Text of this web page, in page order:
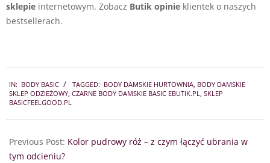
sklepie internetowym. Zobacz Butik opinie klientek o naszych
bestsellerach.
09-
30
IN: BODY BASIC TAGGED: BODY DAMSKIE HURTOWNIA, BODY DAMSKIE
SKLEP ODZIEŻOWY, CZARNE BODY DAMSKIE BASIC EBUTIK.PL, SKLEP
BASICFEELGOOD.PL
Previous Post: Kolor pudrowy róż – z czym łączyć ubrania w
tym odcieniu?